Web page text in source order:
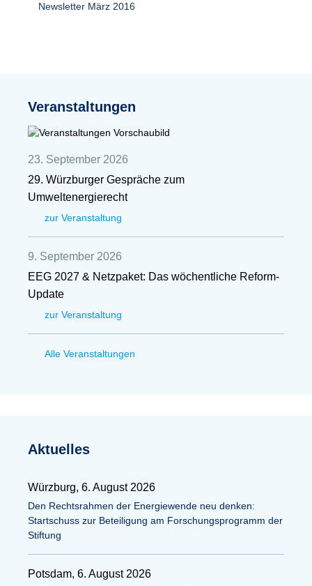
Newsletter März 2016
Veranstaltungen
23. September 2026
29. Würzburger Gespräche zum
Umweltenergierecht
zur Veranstaltung
9. September 2026
EEG 2027 & Netzpaket: Das wöchentliche Reform-
Update
zur Veranstaltung
Alle Veranstaltungen
Aktuelles
Würzburg, 6. August 2026
Den Rechtsrahmen der Energiewende neu denken:
Startschuss zur Beteiligung am Forschungsprogramm der
Stiftung
Potsdam, 6. August 2026